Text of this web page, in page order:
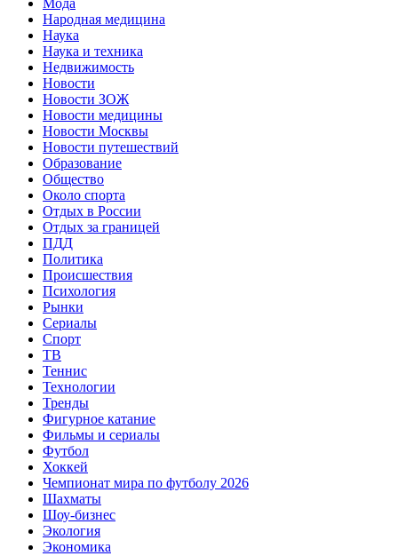
Мода
Народная медицина
Наука
Наука и техника
Недвижимость
Новости
Новости ЗОЖ
Новости медицины
Новости Москвы
Новости путешествий
Образование
Общество
Около спорта
Отдых в России
Отдых за границей
ПДД
Политика
Происшествия
Психология
Рынки
Сериалы
Спорт
ТВ
Теннис
Технологии
Тренды
Фигурное катание
Фильмы и сериалы
Футбол
Хоккей
Чемпионат мира по футболу 2026
Шахматы
Шоу-бизнес
Экология
Экономика